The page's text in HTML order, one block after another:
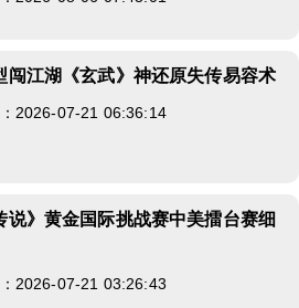
闯江湖《玄武》神还原失传易容术
2026-07-21 06:36:14
说》黄金国际挑战赛中美擂台赛细
2026-07-21 03:26:43